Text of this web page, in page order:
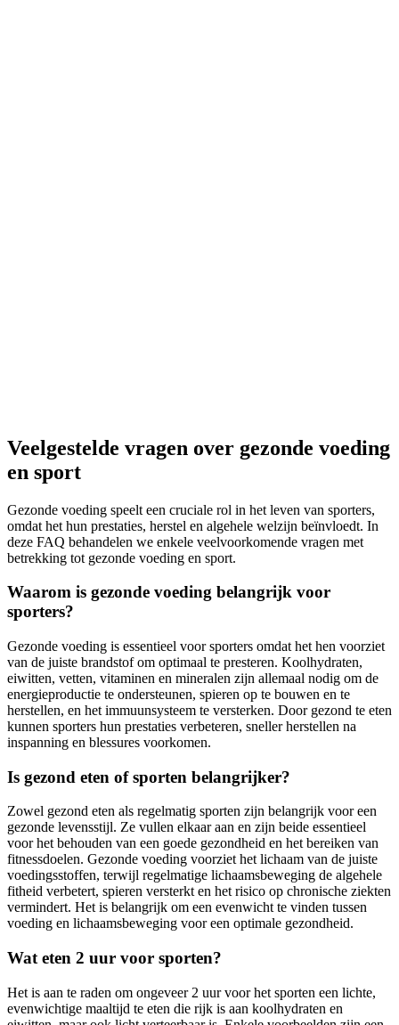
Veelgestelde vragen over gezonde voeding
en sport
Gezonde voeding speelt een cruciale rol in het leven van sporters,
omdat het hun prestaties, herstel en algehele welzijn beïnvloedt. In
deze FAQ behandelen we enkele veelvoorkomende vragen met
betrekking tot gezonde voeding en sport.
Waarom is gezonde voeding belangrijk voor
sporters?
Gezonde voeding is essentieel voor sporters omdat het hen voorziet
van de juiste brandstof om optimaal te presteren. Koolhydraten,
eiwitten, vetten, vitaminen en mineralen zijn allemaal nodig om de
energieproductie te ondersteunen, spieren op te bouwen en te
herstellen, en het immuunsysteem te versterken. Door gezond te eten
kunnen sporters hun prestaties verbeteren, sneller herstellen na
inspanning en blessures voorkomen.
Is gezond eten of sporten belangrijker?
Zowel gezond eten als regelmatig sporten zijn belangrijk voor een
gezonde levensstijl. Ze vullen elkaar aan en zijn beide essentieel
voor het behouden van een goede gezondheid en het bereiken van
fitnessdoelen. Gezonde voeding voorziet het lichaam van de juiste
voedingsstoffen, terwijl regelmatige lichaamsbeweging de algehele
fitheid verbetert, spieren versterkt en het risico op chronische ziekten
vermindert. Het is belangrijk om een evenwicht te vinden tussen
voeding en lichaamsbeweging voor een optimale gezondheid.
Wat eten 2 uur voor sporten?
Het is aan te raden om ongeveer 2 uur voor het sporten een lichte,
evenwichtige maaltijd te eten die rijk is aan koolhydraten en